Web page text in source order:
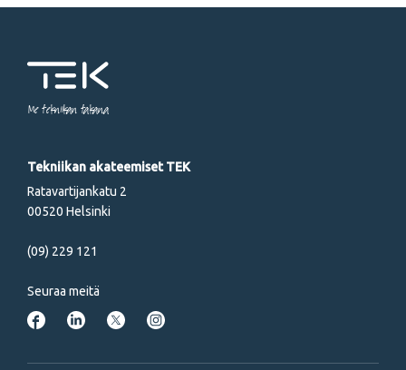
Me tekniikan takana
Tekniikan akateemiset TEK
Ratavartijankatu 2
00520 Helsinki
(09) 229 121
Seuraa meitä